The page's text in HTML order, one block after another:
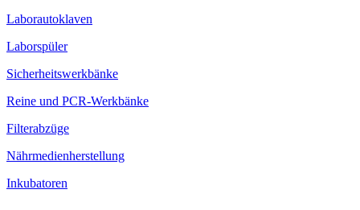
Laborautoklaven
Laborspüler
Sicherheitswerkbänke
Reine und PCR-Werkbänke
Filterabzüge
Nährmedienherstellung
Inkubatoren